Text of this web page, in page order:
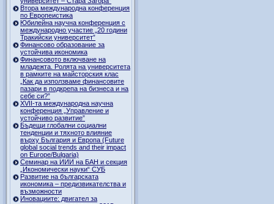
Втора международна конференция
по Европеистика
Юбилейна научна конференция с
международно участие „20 години
Тракийски университет”
Финансово образование за
устойчива икономика
Финансовото включване на
младежта. Ролята на университета
в рамките на майсторския клас
„Как да използваме финансовите
пазари в подкрепа на бизнеса и на
себе си?”
XVII-та международна научна
конференция „Управление и
устойчиво развитие”
Бъдещи глобални социални
тенденции и тяхното влияние
върху България и Европа (Future
global social trends and their impact
on Europe/Bulgaria)
Семинар на ИИИ на БАН и секция
„Икономически науки“ СУБ
Развитие на българската
икономика – предизвикателства и
възможности
Иновациите: двигател за